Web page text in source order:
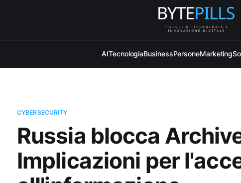
AITecnologiaBusinessPersoneMarketing
CYBERSECURITY
Russia blocca
Implicazioni per